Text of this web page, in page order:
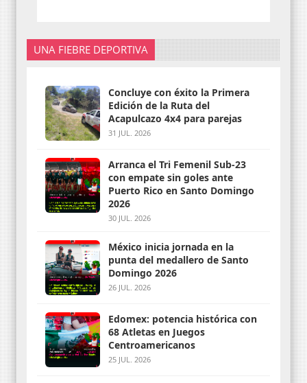
UNA FIEBRE DEPORTIVA
Concluye con éxito la Primera
Edición de la Ruta del
Acapulcazo 4x4 para parejas
31 JUL. 2026
Arranca el Tri Femenil Sub-23
con empate sin goles ante
Puerto Rico en Santo Domingo
2026
30 JUL. 2026
México inicia jornada en la
punta del medallero de Santo
Domingo 2026
26 JUL. 2026
Edomex: potencia histórica con
68 Atletas en Juegos
Centroamericanos
25 JUL. 2026